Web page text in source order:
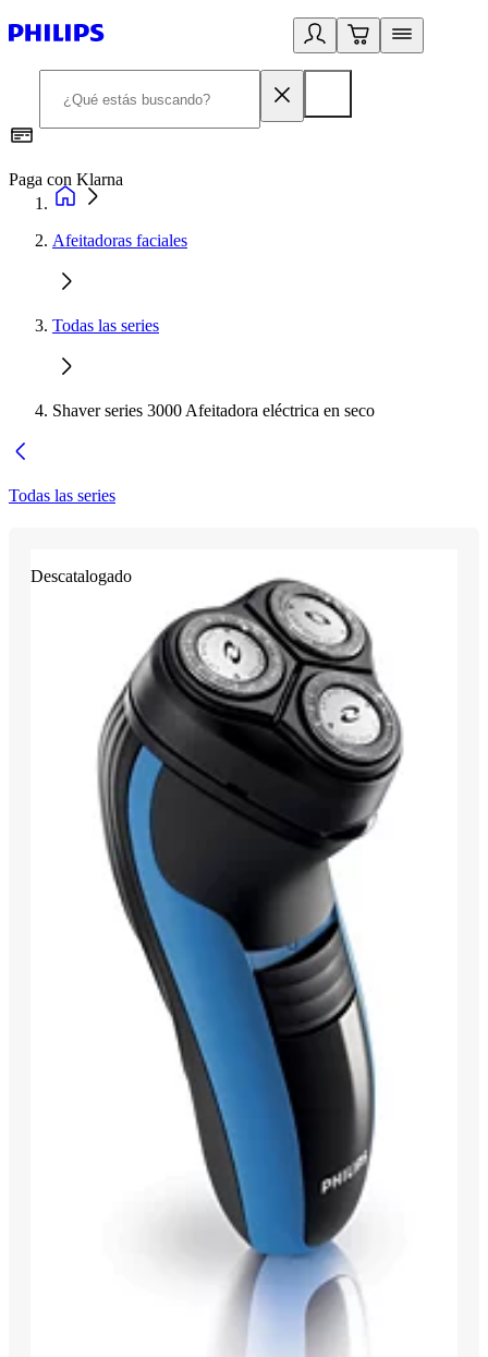
Paga con Klarna
Afeitadoras faciales
Todas las series
Shaver series 3000 Afeitadora eléctrica en seco
Todas las series
Descatalogado